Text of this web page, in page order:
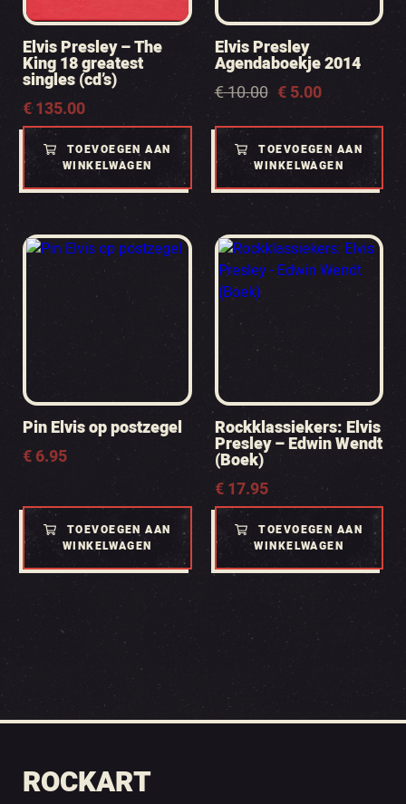
Elvis Presley – The
King 18 greatest
singles (cd’s)
€135.00
TOEVOEGEN AAN
WINKELWAGEN
Elvis Presley
Agendaboekje 2014
€10.00
Oorspronkelijke
was:
€ 10.00.
€5.00
Huidige
is:
€ 5.00.
TOEVOEGEN AAN
WINKELWAGEN
Pin Elvis op postzegel
€6.95
TOEVOEGEN AAN
WINKELWAGEN
Rockklassiekers: Elvis
Presley – Edwin Wendt
(Boek)
€17.95
TOEVOEGEN AAN
WINKELWAGEN
ROCKART